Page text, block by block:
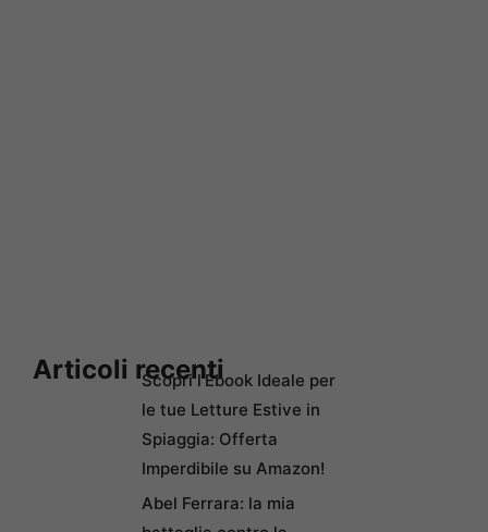
Articoli recentiScopri l’Ebook Ideale per
le tue Letture Estive in
Spiaggia: Offerta
Imperdibile su Amazon!
Abel Ferrara: la mia